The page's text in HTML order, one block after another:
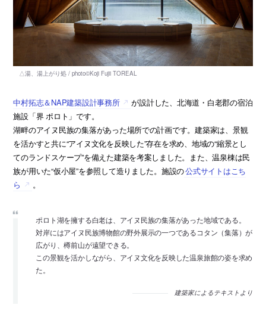
中村拓志＆NAP建築設計事務所
が設計した、北海道・白老郡の宿泊
施設「界 ポロト」です。
湖畔のアイヌ民族の集落があった場所での計画です。建築家は、景観
を活かすと共に“アイヌ文化を反映した”存在を求め、地域の“縮景とし
てのランドスケープ”を備えた建築を考案しました。また、温泉棟は民
族が用いた“仮小屋”を参照して造りました。施設の公式サイトはこち
ら
。
ポロト湖を擁する白老は、アイヌ民族の集落があった地域である。
対岸にはアイヌ民族博物館の野外展示の一つであるコタン（集落）が
広がり、樽前山が遠望できる。
この景観を活かしながら、アイヌ文化を反映した温泉旅館の姿を求め
た。
建築家によるテキストより